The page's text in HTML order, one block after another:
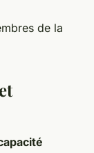
de la